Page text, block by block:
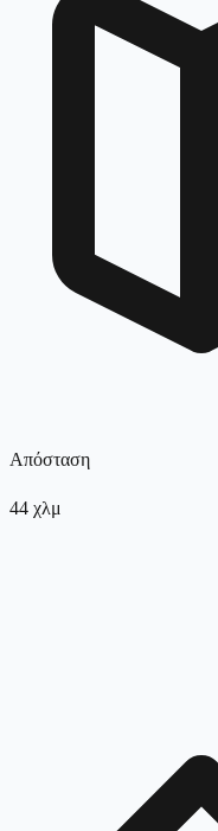
Απόσταση
44 χλμ